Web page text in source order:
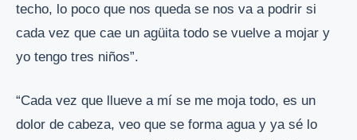
techo, lo poco que nos queda se nos va a podrir si
cada vez que cae un agüita todo se vuelve a mojar y
yo tengo tres niños”.
“Cada vez que llueve a mí se me moja todo, es un
dolor de cabeza, veo que se forma agua y ya sé lo